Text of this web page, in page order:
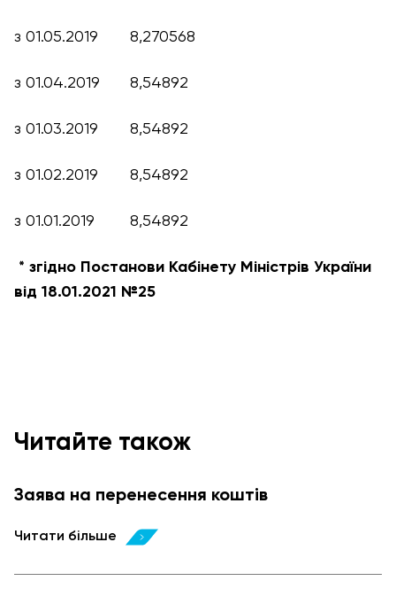
з 01.05.2019 8,270568
з 01.04.2019 8,54892
з 01.03.2019 8,54892
з 01.02.2019 8,54892
з 01.01.2019 8,54892
* згідно Постанови Кабінету Міністрів України
від 18.01.2021 №25
Читайте також
Заява на перенесення коштів
Читати більше